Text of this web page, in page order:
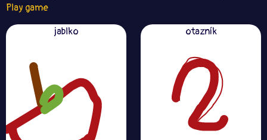
Play game
jablko
otazník